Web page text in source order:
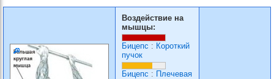
Воздействие на
мышцы:
Бицепс : Короткий
пучок
Бицепс : Плечевая